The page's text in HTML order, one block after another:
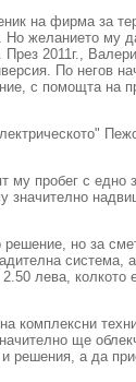
на фирма за
Но желанието му
През 2011г.,
По негов
с помощта на
му пробег с едно
значително
но за
система,
лева, колкото
комплексни
ще
решения, а да